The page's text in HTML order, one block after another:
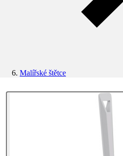
Malířské štětce